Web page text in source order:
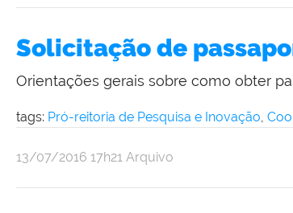
Reitoria
Solicitação de
Orientações gerais sobre como obter
tags: Pró-reitoria de Pesquisa e Inovação,
por
publicado
13/07/2016 17h21 Arquivo